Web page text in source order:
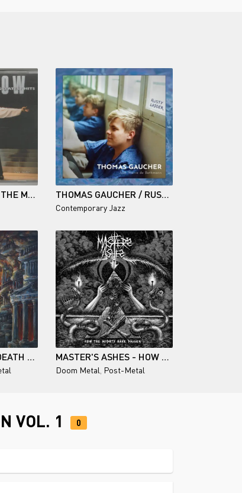
BARRY MANILOW / THE MAGIC OF... MANILOW - HIS GREATEST HITS THOMAS GAUCHER / RUSTY LADDER
Contemporary Jazz
ENSANGUINATE / DEATH SATURNALIA (WITH TEMPLES BELOW) MASTER'S ASHES - HOW THE MIGHTY HAVE FALLEN 2026
Doom Metal Post-Metal
VOL. 1 0